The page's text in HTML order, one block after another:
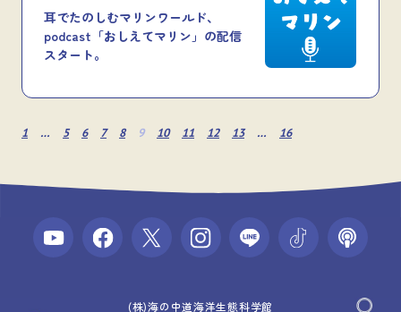
耳でたのしむマリンワールド、
podcast「おしえてマリン」の配信
スタート。
1 … 5 6 7 8 9 10 11 12 13 … 16
(株)海の中道海洋生態科学館